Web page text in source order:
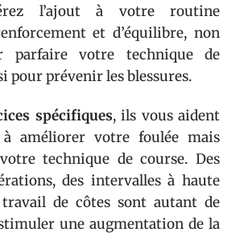
l’ajout à votre routine
et d’équilibre, non
parfaire votre technique de
pour prévenir les blessures.
spécifiques, ils vous aident
améliorer votre foulée mais
technique de course. Des
des intervalles à haute
de côtes sont autant de
une augmentation de la